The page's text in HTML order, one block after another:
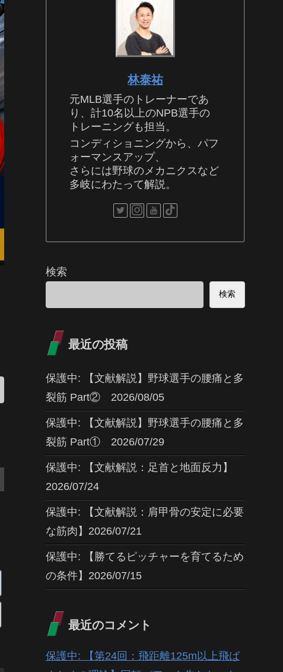
林泰祐
元MLB選手のトレーナーであ
り、計10名以上のNPB選手の
トレーニングも担当。
コンディショニングから、パフ
ォーマンスアップ、
さらには野球のメカニクスなど
多岐にわたって解説。
検索
検索
最近の投稿
保護中: 【文献解説】野球選手の腰痛と多
裂筋 Part② 2026/08/05
保護中: 【文献解説】野球選手の腰痛と多
裂筋 Part① 2026/07/29
保護中: 【文献解説：足首と地面反力】
2026/07/24
保護中: 【文献解説：肩甲骨の安定に必要
な筋肉】2026/07/21
保護中: 【勝てるピッチャーを育てるため
の条件】2026/07/15
最近のコメント
保護中: 【第24回：飛距離125m以上飛ば